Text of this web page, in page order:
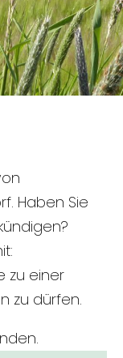
Haben Sie
zu einer
zu dürfen.